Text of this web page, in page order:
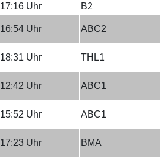
17:16 Uhr B2
16:54 Uhr ABC2
18:31 Uhr THL1
12:42 Uhr ABC1
15:52 Uhr ABC1
17:23 Uhr BMA